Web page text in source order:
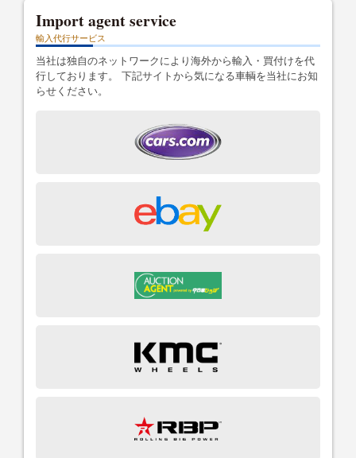
Import agent service
輸入代行サービス
当社は独自のネットワークにより海外から輸入・買付けを代
行しております。 下記サイトから気になる車輌を当社にお知
らせください。